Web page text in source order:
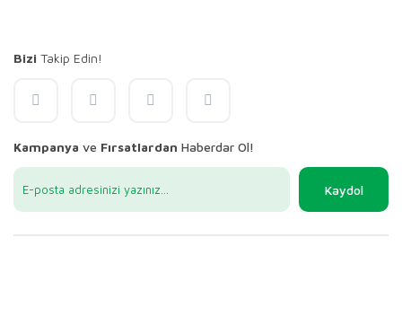
Bizi Takip Edin!
Kampanya ve Fırsatlardan Haberdar Ol!
Kaydol